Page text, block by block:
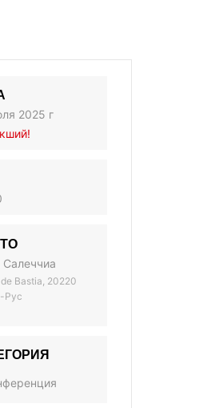
2025 г
Bastia, 20220
Рус